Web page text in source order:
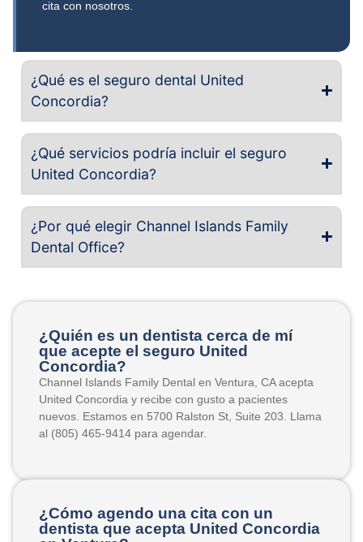
cita con nosotros.
¿Qué es el seguro dental United
Concordia?
¿Qué servicios podría incluir el seguro
United Concordia?
¿Por qué elegir Channel Islands Family
Dental Office?
¿Quién es un dentista cerca de mí
que acepte el seguro United
Concordia?
Channel Islands Family Dental en Ventura, CA acepta
United Concordia y recibe con gusto a pacientes
nuevos. Estamos en 5700 Ralston St, Suite 203. Llama
al (805) 465-9414 para agendar.
¿Cómo agendo una cita con un
dentista que acepta United Concordia